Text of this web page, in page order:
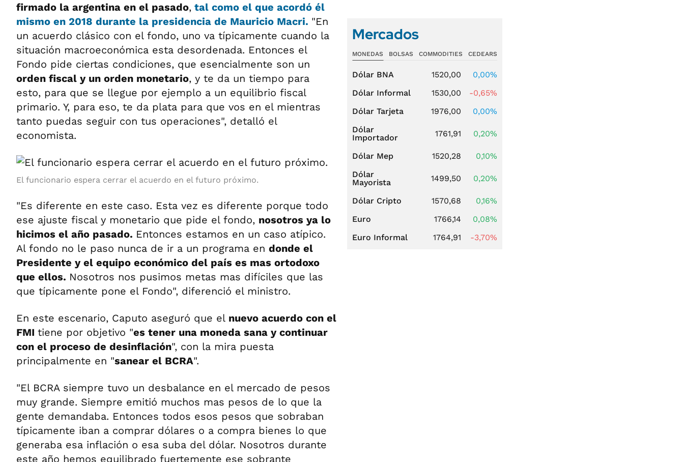
firmado la argentina en el pasado, tal como el que acordó él
mismo en 2018 durante la presidencia de Mauricio Macri. "En
un acuerdo clásico con el fondo, uno va típicamente cuando la
situación macroeconómica esta desordenada. Entonces el
Fondo pide ciertas condiciones, que esencialmente son un
orden fiscal y un orden monetario, y te da un tiempo para
esto, para que se llegue por ejemplo a un equilibrio fiscal
primario. Y, para eso, te da plata para que vos en el mientras
tanto puedas seguir con tus operaciones", detalló el
economista.
El funcionario espera cerrar el acuerdo en el futuro próximo.
"Es diferente en este caso. Esta vez es diferente porque todo
ese ajuste fiscal y monetario que pide el fondo, nosotros ya lo
hicimos el año pasado. Entonces estamos en un caso atípico.
Al fondo no le paso nunca de ir a un programa en donde el
Presidente y el equipo económico del país es mas ortodoxo
que ellos. Nosotros nos pusimos metas mas difíciles que las
que típicamente pone el Fondo", diferenció el ministro.
En este escenario, Caputo aseguró que el nuevo acuerdo con el
FMI tiene por objetivo "es tener una moneda sana y continuar
con el proceso de desinflación", con la mira puesta
principalmente en "sanear el BCRA".
"El BCRA siempre tuvo un desbalance en el mercado de pesos
muy grande. Siempre emitió muchos mas pesos de lo que la
gente demandaba. Entonces todos esos pesos que sobraban
típicamente iban a comprar dólares o a compra bienes lo que
generaba esa inflación o esa suba del dólar. Nosotros durante
este año hemos equilibrado fuertemente ese sobrante
Mercados
MONEDAS BOLSAS COMMODITIES CEDEARS
Dólar BNA 1520,00
0,00%
Dólar Informal
1530,00
-0,65%
Dólar Tarjeta
1976,00
0,00%
Dólar
Importador
1761,91 0,20%
Dólar Mep 1520,28
0,10%
Dólar
Mayorista
1499,50 0,20%
Dólar Cripto 1570,68
0,16%
Euro
1766,14
0,08%
Euro Informal
1764,91 -3,70%